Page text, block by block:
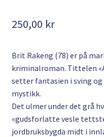
250,00 kr
Brit Rakeng (78) er på
kriminalroman. Tittelen
setter fantasien i sving
mystikk.
Det ulmer under det grå
«gudsforlatte vesle
jordbruksbygda midt i